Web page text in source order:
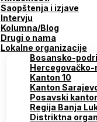
Saopštenja i izjave
Intervju
Kolumna/Blog
Drugi o nama
Lokalne organizacije
Bosansko-
Kanton 10
Kanton
Posavski
Regija Banja
Distriktna